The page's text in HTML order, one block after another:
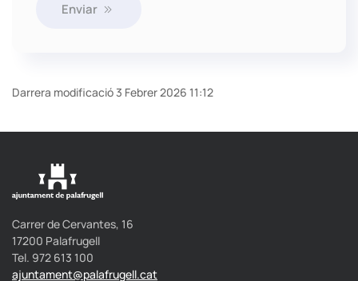
Enviar
Darrera modificació 3 Febrer 2026 11:12
Carrer de Cervantes, 16
17200 Palafrugell
Tel. 972 613 100
ajuntament@palafrugell.cat